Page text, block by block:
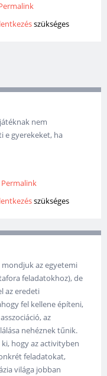
szükséges
nem
e gyerekeket, ha
Permalink
szükséges
az egyetemi
feladatokhoz), de
az eredeti
fel kellene építeni,
az
nehéznek tűnik.
hogy az activityben
feladatokat,
világa jobban